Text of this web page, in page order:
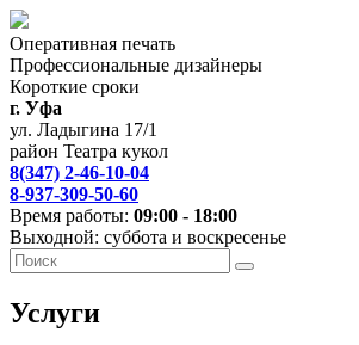
Оперативная печать
Профессиональные дизайнеры
Короткие сроки
г. Уфа
ул. Ладыгина 17/1
район Театра кукол
8(347) 2-46-10-04
8-937-309-50-60
Время работы: 09:00 - 18:00
Выходной: суббота и воскресенье
Услуги